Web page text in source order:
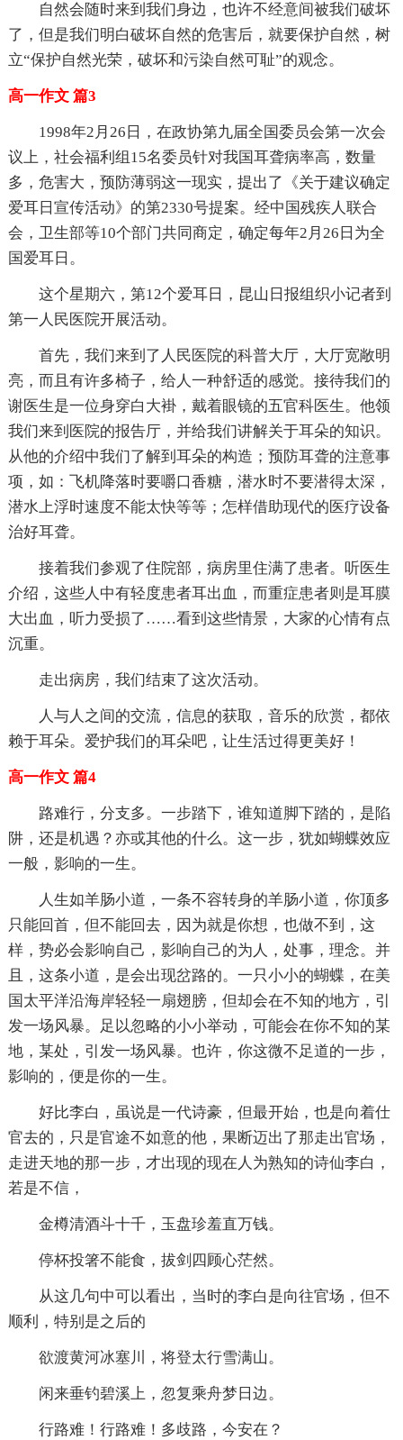
自然会随时来到我们身边，也许不经意间被我们破坏
了，但是我们明白破坏自然的危害后，就要保护自然，树
立“保护自然光荣，破坏和污染自然可耻”的观念。
高一作文 篇3
1998年2月26日，在政协第九届全国委员会第一次会
议上，社会福利组15名委员针对我国耳聋病率高，数量
多，危害大，预防薄弱这一现实，提出了《关于建议确定
爱耳日宣传活动》的第2330号提案。经中国残疾人联合
会，卫生部等10个部门共同商定，确定每年2月26日为全
国爱耳日。
这个星期六，第12个爱耳日，昆山日报组织小记者到
第一人民医院开展活动。
首先，我们来到了人民医院的科普大厅，大厅宽敞明
亮，而且有许多椅子，给人一种舒适的感觉。接待我们的
谢医生是一位身穿白大褂，戴着眼镜的五官科医生。他领
我们来到医院的报告厅，并给我们讲解关于耳朵的知识。
从他的介绍中我们了解到耳朵的构造；预防耳聋的注意事
项，如：飞机降落时要嚼口香糖，潜水时不要潜得太深，
潜水上浮时速度不能太快等等；怎样借助现代的医疗设备
治好耳聋。
接着我们参观了住院部，病房里住满了患者。听医生
介绍，这些人中有轻度患者耳出血，而重症患者则是耳膜
大出血，听力受损了……看到这些情景，大家的心情有点
沉重。
走出病房，我们结束了这次活动。
人与人之间的交流，信息的获取，音乐的欣赏，都依
赖于耳朵。爱护我们的耳朵吧，让生活过得更美好！
高一作文 篇4
路难行，分支多。一步踏下，谁知道脚下踏的，是陷
阱，还是机遇？亦或其他的什么。这一步，犹如蝴蝶效应
一般，影响的一生。
人生如羊肠小道，一条不容转身的羊肠小道，你顶多
只能回首，但不能回去，因为就是你想，也做不到，这
样，势必会影响自己，影响自己的为人，处事，理念。并
且，这条小道，是会出现岔路的。一只小小的蝴蝶，在美
国太平洋沿海岸轻轻一扇翅膀，但却会在不知的地方，引
发一场风暴。足以忽略的小小举动，可能会在你不知的某
地，某处，引发一场风暴。也许，你这微不足道的一步，
影响的，便是你的一生。
好比李白，虽说是一代诗豪，但最开始，也是向着仕
官去的，只是官途不如意的他，果断迈出了那走出官场，
走进天地的那一步，才出现的现在人为熟知的诗仙李白，
若是不信，
金樽清酒斗十千，玉盘珍羞直万钱。
停杯投箸不能食，拔剑四顾心茫然。
从这几句中可以看出，当时的李白是向往官场，但不
顺利，特别是之后的
欲渡黄河冰塞川，将登太行雪满山。
闲来垂钓碧溪上，忽复乘舟梦日边。
行路难！行路难！多歧路，今安在？